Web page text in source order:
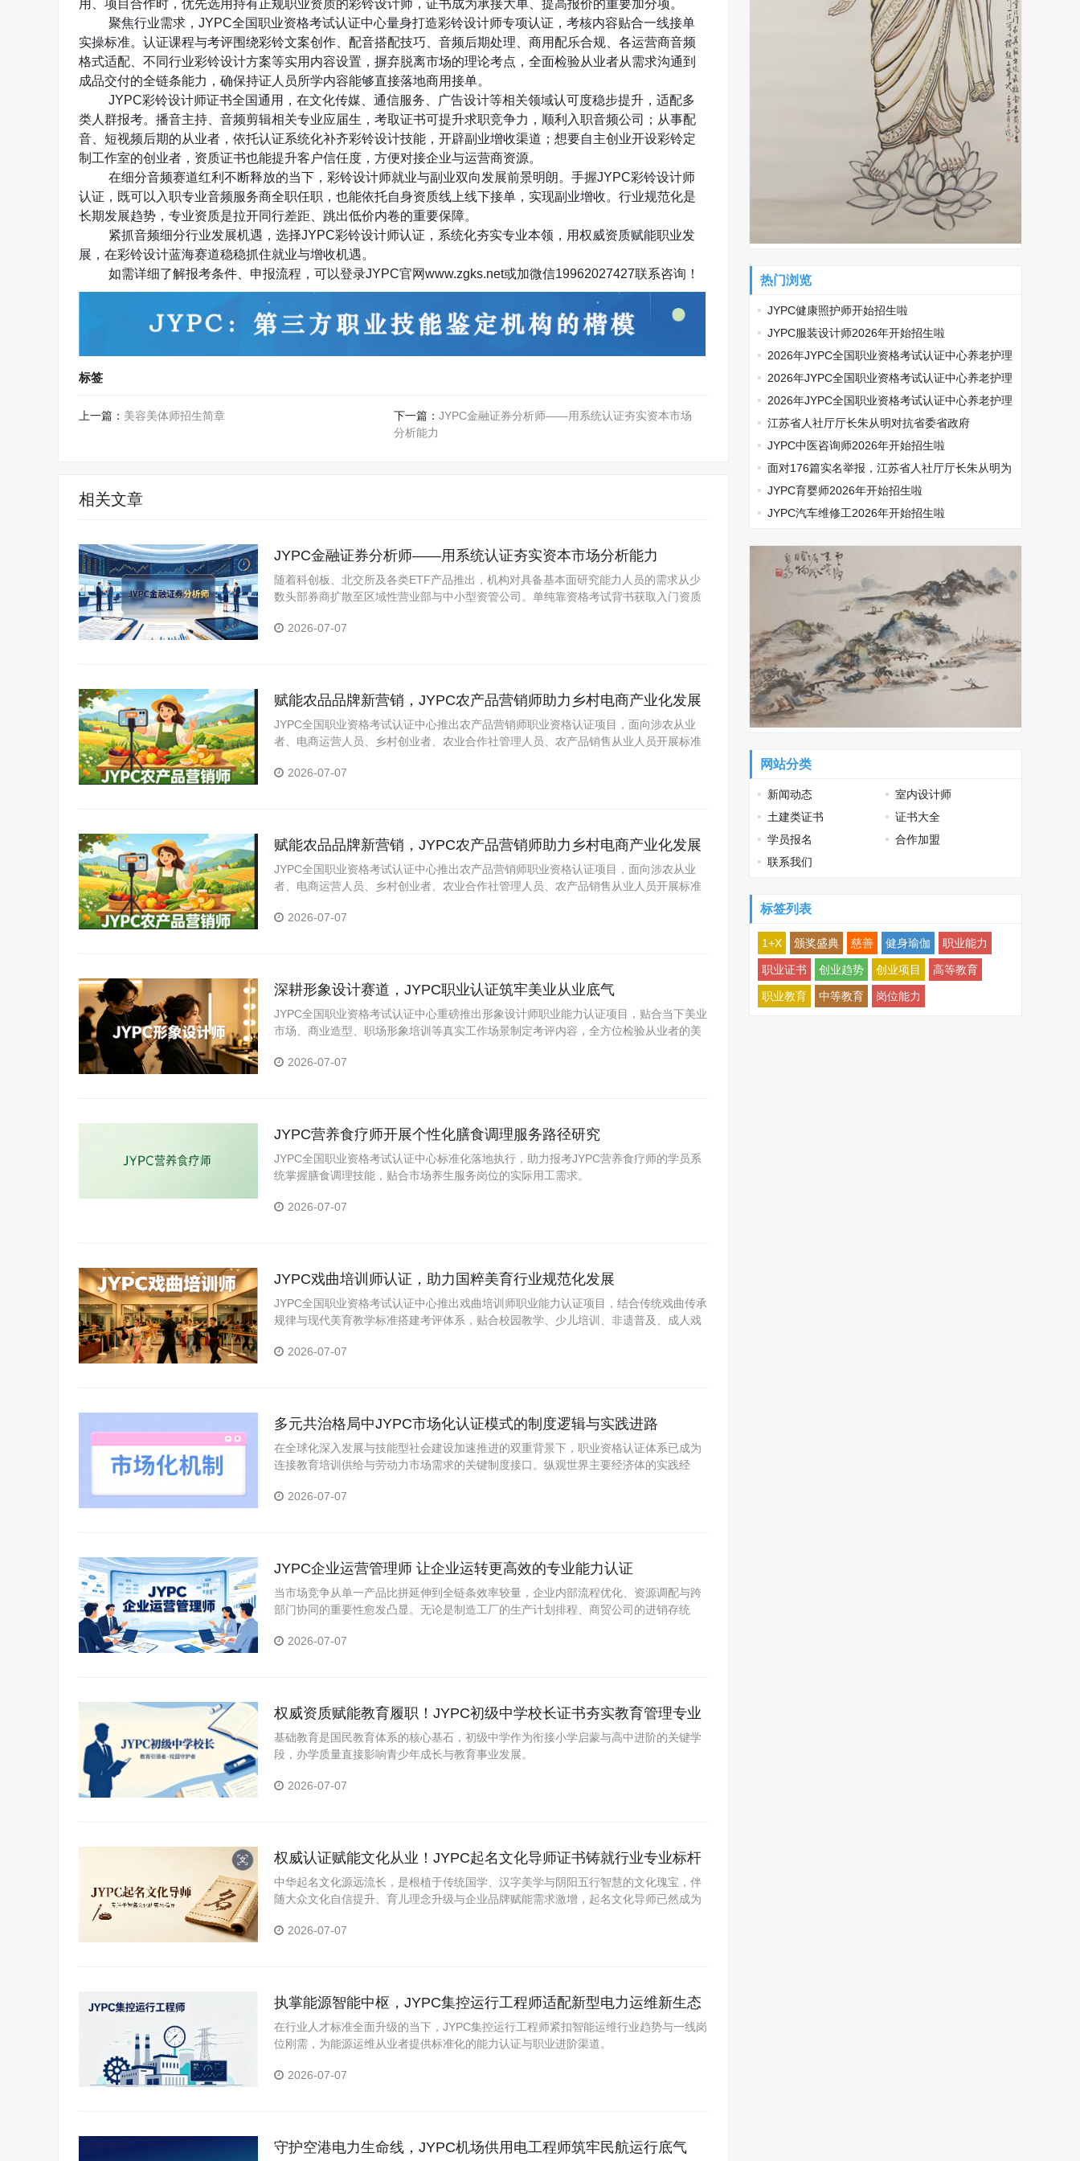
用、项目合作时，优先选用持有正规职业资质的彩铃设计师，证书成为承接大单、提高报价的重要加分项。
聚焦行业需求，JYPC全国职业资格考试认证中心量身打造彩铃设计师专项认证，考核内容贴合一线接单
实操标准。认证课程与考评围绕彩铃文案创作、配音搭配技巧、音频后期处理、商用配乐合规、各运营商音频
格式适配、不同行业彩铃设计方案等实用内容设置，摒弃脱离市场的理论考点，全面检验从业者从需求沟通到
成品交付的全链条能力，确保持证人员所学内容能够直接落地商用接单。
JYPC彩铃设计师证书全国通用，在文化传媒、通信服务、广告设计等相关领域认可度稳步提升，适配多
类人群报考。播音主持、音频剪辑相关专业应届生，考取证书可提升求职竞争力，顺利入职音频公司；从事配
音、短视频后期的从业者，依托认证系统化补齐彩铃设计技能，开辟副业增收渠道；想要自主创业开设彩铃定
制工作室的创业者，资质证书也能提升客户信任度，方便对接企业与运营商资源。
在细分音频赛道红利不断释放的当下，彩铃设计师就业与副业双向发展前景明朗。手握JYPC彩铃设计师
认证，既可以入职专业音频服务商全职任职，也能依托自身资质线上线下接单，实现副业增收。行业规范化是
长期发展趋势，专业资质是拉开同行差距、跳出低价内卷的重要保障。
紧抓音频细分行业发展机遇，选择JYPC彩铃设计师认证，系统化夯实专业本领，用权威资质赋能职业发
展，在彩铃设计蓝海赛道稳稳抓住就业与增收机遇。
如需详细了解报考条件、申报流程，可以登录JYPC官网www.zgks.net或加微信19962027427联系咨询！
标签
上一篇： 美容美体师招生简章 下一篇： JYPC金融证券分析师——用系统认证夯实资本市场
分析能力
相关文章
JYPC金融证券分析师——用系统认证夯实资本市场分析能力
随着科创板、北交所及各类ETF产品推出，机构对具备基本面研究能力人员的需求从少
数头部券商扩散至区域性营业部与中小型资管公司。单纯靠资格考试背书获取入门资质
务考评且持有第三方能力证明的人员仍有较好吸纳空间。
2026-07-07
赋能农品品牌新营销，JYPC农产品营销师助力乡村电商产业化发展
JYPC全国职业资格考试认证中心推出农产品营销师职业资格认证项目，面向涉农从业
者、电商运营人员、乡村创业者、农业合作社管理人员、农产品销售从业人员开展标准
2026-07-07
赋能农品品牌新营销，JYPC农产品营销师助力乡村电商产业化发展
JYPC全国职业资格考试认证中心推出农产品营销师职业资格认证项目，面向涉农从业
者、电商运营人员、乡村创业者、农业合作社管理人员、农产品销售从业人员开展标准
2026-07-07
深耕形象设计赛道，JYPC职业认证筑牢美业从业底气
JYPC全国职业资格考试认证中心重磅推出形象设计师职业能力认证项目，贴合当下美业
市场、商业造型、职场形象培训等真实工作场景制定考评内容，全方位检验从业者的美
供专业、权威的职业能力背书。
2026-07-07
JYPC营养食疗师开展个性化膳食调理服务路径研究
JYPC全国职业资格考试认证中心标准化落地执行，助力报考JYPC营养食疗师的学员系
统掌握膳食调理技能，贴合市场养生服务岗位的实际用工需求。
2026-07-07
JYPC戏曲培训师认证，助力国粹美育行业规范化发展
JYPC全国职业资格考试认证中心推出戏曲培训师职业能力认证项目，结合传统戏曲传承
规律与现代美育教学标准搭建考评体系，贴合校园教学、少儿培训、非遗普及、成人戏
水平，为戏曲美育从业者提供专业可靠的职业能力背书
2026-07-07
多元共治格局中JYPC市场化认证模式的制度逻辑与实践进路
在全球化深入发展与技能型社会建设加速推进的双重背景下，职业资格认证体系已成为
连接教育培训供给与劳动力市场需求的关键制度接口。纵观世界主要经济体的实践经
系适应性与韧性的普遍趋势。JYPC全国职业资格考试认证
2026-07-07
JYPC企业运营管理师 让企业运转更高效的专业能力认证
当市场竞争从单一产品比拼延伸到全链条效率较量，企业内部流程优化、资源调配与跨
部门协同的重要性愈发凸显。无论是制造工厂的生产计划排程、商贸公司的进销存统
2026-07-07
权威资质赋能教育履职！JYPC初级中学校长证书夯实教育管理专业
根基
基础教育是国民教育体系的核心基石，初级中学作为衔接小学启蒙与高中进阶的关键学
段，办学质量直接影响青少年成长与教育事业发展。
2026-07-07
权威认证赋能文化从业！JYPC起名文化导师证书铸就行业专业标杆
中华起名文化源远流长，是根植于传统国学、汉字美学与阴阳五行智慧的文化瑰宝，伴
随大众文化自信提升、育儿理念升级与企业品牌赋能需求激增，起名文化导师已然成为
2026-07-07
执掌能源智能中枢，JYPC集控运行工程师适配新型电力运维新生态
在行业人才标准全面升级的当下，JYPC集控运行工程师紧扣智能运维行业趋势与一线岗
位刚需，为能源运维从业者提供标准化的能力认证与职业进阶渠道。
2026-07-07
守护空港电力生命线，JYPC机场供用电工程师筑牢民航运行底气
热门浏览
JYPC健康照护师开始招生啦
JYPC服装设计师2026年开始招生啦
2026年JYPC全国职业资格考试认证中心养老护理
师开始报名啦
2026年JYPC全国职业资格考试认证中心养老护理
师开始报名啦
2026年JYPC全国职业资格考试认证中心养老护理
师开始报名啦
江苏省人社厅厅长朱从明对抗省委省政府
JYPC中医咨询师2026年开始招生啦
面对176篇实名举报，江苏省人社厅厅长朱从明为
何选择沉默
JYPC育婴师2026年开始招生啦
JYPC汽车维修工2026年开始招生啦
网站分类
新闻动态
室内设计师
土建类证书
证书大全
学员报名
合作加盟
联系我们
标签列表
1+X 颁奖盛典 慈善 健身瑜伽 职业能力
职业证书 创业趋势 创业项目 高等教育
职业教育 中等教育 岗位能力